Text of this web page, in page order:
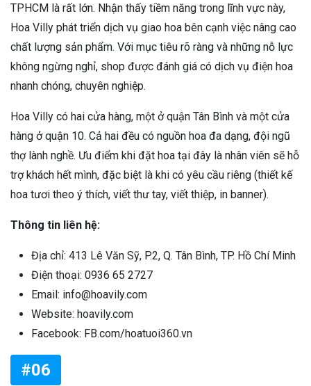
TPHCM là rất lớn. Nhận thấy tiềm năng trong lĩnh vực này,
Hoa Villy phát triển dịch vụ giao hoa bên cạnh việc nâng cao
chất lượng sản phẩm. Với mục tiêu rõ ràng và những nỗ lực
không ngừng nghỉ, shop được đánh giá có dịch vụ điện hoa
nhanh chóng, chuyên nghiệp.
Hoa Villy có hai cửa hàng, một ở quận Tân Bình và một cửa
hàng ở quận 10. Cả hai đều có nguồn hoa đa dạng, đội ngũ
thợ lành nghề. Ưu điểm khi đặt hoa tại đây là nhân viên sẽ hỗ
trợ khách hết mình, đặc biệt là khi có yêu cầu riêng (thiết kế
hoa tươi theo ý thích, viết thư tay, viết thiệp, in banner).
Thông tin liên hệ:
Địa chỉ: 413 Lê Văn Sỹ, P.2, Q. Tân Bình, TP. Hồ Chí Minh
Điện thoại: 0936 65 2727
Email: info@hoavily.com
Website: hoavily.com
Facebook: FB.com/hoatuoi360.vn
#06